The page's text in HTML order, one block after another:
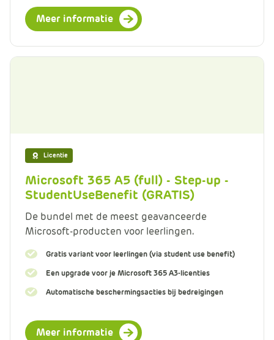
Meer informatie
Licentie
Microsoft 365 A5 (full) - Step-up -
StudentUseBenefit (GRATIS)
De bundel met de meest geavanceerde
Microsoft-producten voor leerlingen.
Gratis variant voor leerlingen (via student use benefit)
Een upgrade voor je Microsoft 365 A3-licenties
Automatische beschermingsacties bij bedreigingen
Meer informatie